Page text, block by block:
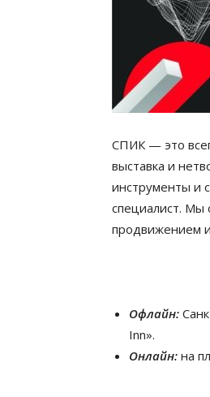
СПИК — это
выставка и
инструменты и
специалист. Мы
продвижением
Офлайн:
Inn».
Онлайн: на